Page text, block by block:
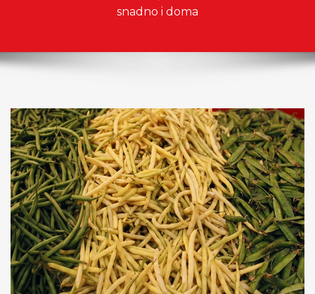
snadno i doma